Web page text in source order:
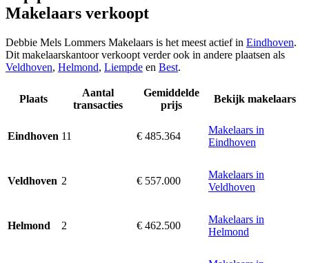
Makelaars verkoopt
Debbie Mels Lommers Makelaars is het meest actief in Eindhoven.
Dit makelaarskantoor verkoopt verder ook in andere plaatsen als
Veldhoven, Helmond, Liempde en Best.
Plaats
Aantal
transacties
Gemiddelde
prijs
Bekijk makelaars
Eindhoven 11 € 485.364
Makelaars in
Eindhoven
Veldhoven 2 € 557.000
Makelaars in
Veldhoven
Helmond 2 € 462.500
Makelaars in
Helmond